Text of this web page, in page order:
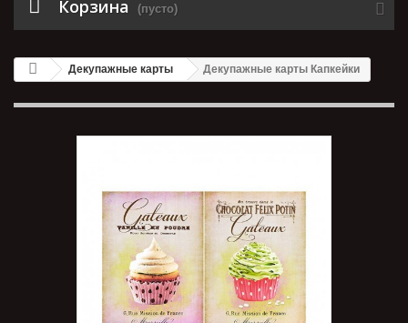
Корзина (пусто)
Декупажные карты Декупажные карты Капкейки